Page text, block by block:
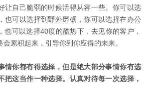
让自己脆弱的时候活得从容一些。你可以选
也可以选择到野外磨砺，你可以选择在办公
也可以选择40度的酷热下，去见你的客户，
会累积起来，引导你到你应得的未来。
情你都有得选择，但是绝大部分事情你有选
把这当作一种选择。认真对待每一次选择，